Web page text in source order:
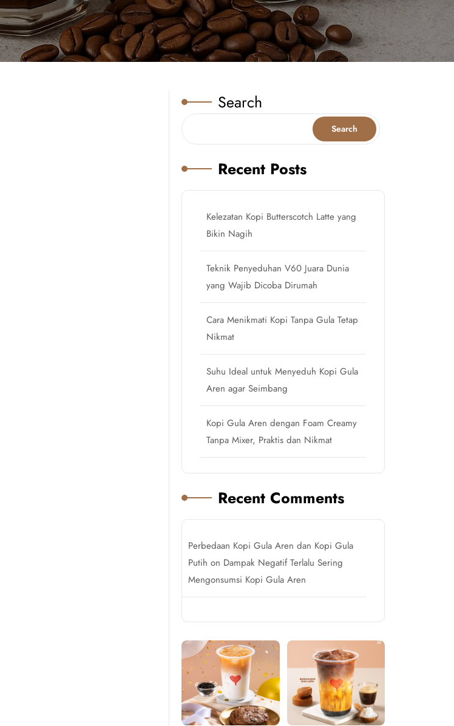
Search
Search
Recent Posts
Kelezatan Kopi Butterscotch Latte yang
Bikin Nagih
Teknik Penyeduhan V60 Juara Dunia
yang Wajib Dicoba Dirumah
Cara Menikmati Kopi Tanpa Gula Tetap
Nikmat
Suhu Ideal untuk Menyeduh Kopi Gula
Aren agar Seimbang
Kopi Gula Aren dengan Foam Creamy
Tanpa Mixer, Praktis dan Nikmat
Recent Comments
Perbedaan Kopi Gula Aren dan Kopi Gula
Putih on Dampak Negatif Terlalu Sering
Mengonsumsi Kopi Gula Aren